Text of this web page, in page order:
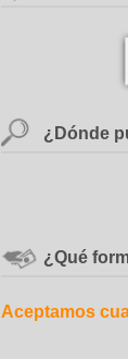
¿Dónde
¿Qué
Aceptamos